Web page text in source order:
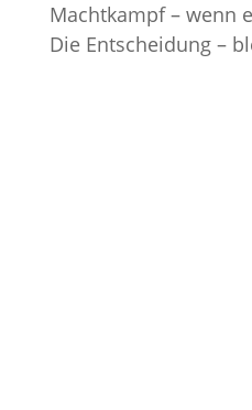
Machtkampf – wenn
Die Entscheidung –